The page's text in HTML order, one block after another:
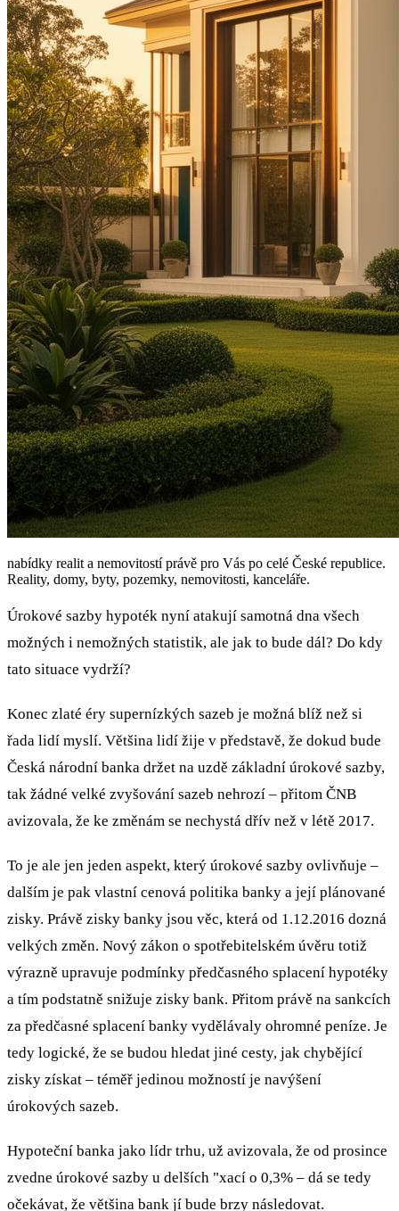
nabídky realit a nemovitostí právě pro Vás po celé České republice.
Reality, domy, byty, pozemky, nemovitosti, kanceláře.
Úrokové sazby hypoték nyní atakují samotná dna všech
možných i nemožných statistik, ale jak to bude dál? Do kdy
tato situace vydrží?
Konec zlaté éry supernízkých sazeb je možná blíž než si
řada lidí myslí. Většina lidí žije v představě, že dokud bude
Česká národní banka držet na uzdě základní úrokové sazby,
tak žádné velké zvyšování sazeb nehrozí – přitom ČNB
avizovala, že ke změnám se nechystá dřív než v létě 2017.
To je ale jen jeden aspekt, který úrokové sazby ovlivňuje –
dalším je pak vlastní cenová politika banky a její plánované
zisky. Právě zisky banky jsou věc, která od 1.12.2016 dozná
velkých změn. Nový zákon o spotřebitelském úvěru totiž
výrazně upravuje podmínky předčasného splacení hypotéky
a tím podstatně snižuje zisky bank. Přitom právě na sankcích
za předčasné splacení banky vydělávaly ohromné peníze. Je
tedy logické, že se budou hledat jiné cesty, jak chybějící
zisky získat – téměř jedinou možností je navýšení
úrokových sazeb.
Hypoteční banka jako lídr trhu, už avizovala, že od prosince
zvedne úrokové sazby u delších "xací o 0,3% – dá se tedy
očekávat, že většina bank jí bude brzy následovat.